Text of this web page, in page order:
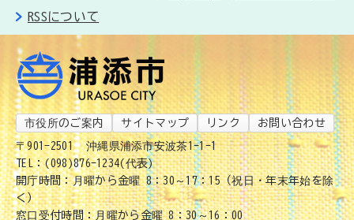
RSSについて
市役所のご案内 サイトマップ リンク お問い合わせ
〒901-2501
沖縄県浦添市安波茶1-1-1
TEL：(098)876-1234(代表)
開庁時間：月曜から金曜 8：30～17：15（祝日・年末年始を除
く）
窓口受付時間：月曜から金曜 8：30～16：00